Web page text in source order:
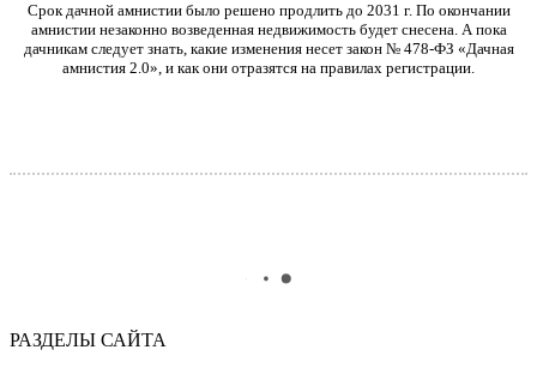
Срок дачной амнистии было решено продлить до 2031 г. По окончании
амнистии незаконно возведенная недвижимость будет снесена. А пока
дачникам следует знать, какие изменения несет закон № 478-ФЗ «Дачная
амнистия 2.0», и как они отразятся на правилах регистрации.
РАЗДЕЛЫ САЙТА